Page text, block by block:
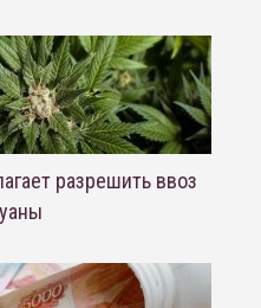
разрешить ввоз